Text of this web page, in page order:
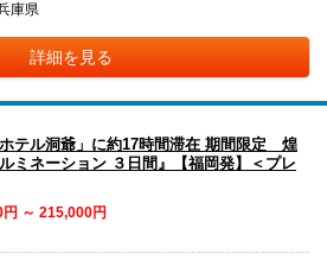
庫県
詳細を見る
ホテル洞爺」に約17時間滞在 期間限定 煌
ミネーション ３日間』【福岡発】＜プレ
～ 215,000円